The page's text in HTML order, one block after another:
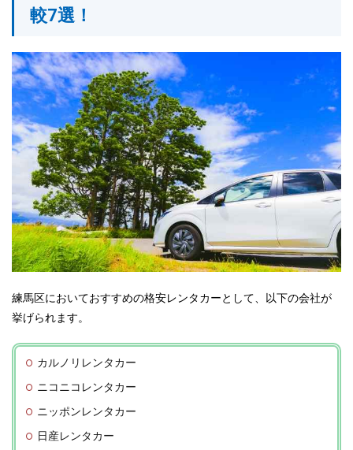
較7選！
練馬区においておすすめの格安レンタカーとして、以下の会社が
挙げられます。
カルノリレンタカー
ニコニコレンタカー
ニッポンレンタカー
日産レンタカー